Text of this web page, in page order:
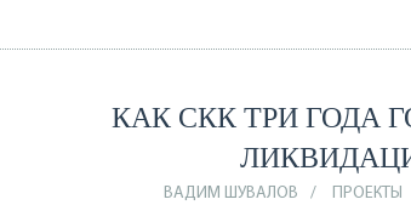
КАК СКК ТРИ ГОДА
ВАДИМ ШУВАЛОВ ПРОЕКТЫ